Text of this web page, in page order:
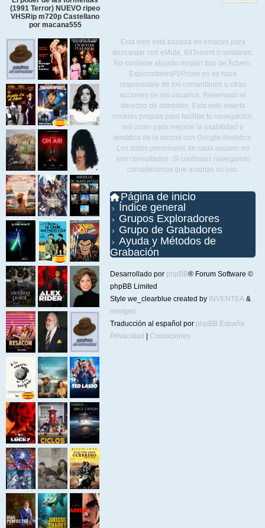
(1991 Terror) NUEVO ripeo
VHSRip m720p Castellano
por macana555
Esta web está basada en enlaces para
descargar con eMule, BitTorrent o similares.
No contiene alojado ningún tipo de fichero.
ExploradoresP2P.com no se hace
responsable de los comentarios u otras
acciones de los usuarios. Reservado el
derecho de admisión. Esta web inserta
cookies propias para facilitar tu navegación,
así como para mejorar la usabilidad y
temática de la misma con Google Analytics.
Los datos personales de cada usuario no
son consultados. Si continuas navegando
consideramos que aceptas su uso.
Página de inicio
Índice general
Grupos Exploradores
Grupo de Grabadores
Ayuda y Métodos de
Grabación
Desarrollado por phpBB® Forum Software ©
phpBB Limited
Style we_clearblue created by INVENTEA &
nextgen
Traducción al español por phpBB España
Privacidad
Condiciones